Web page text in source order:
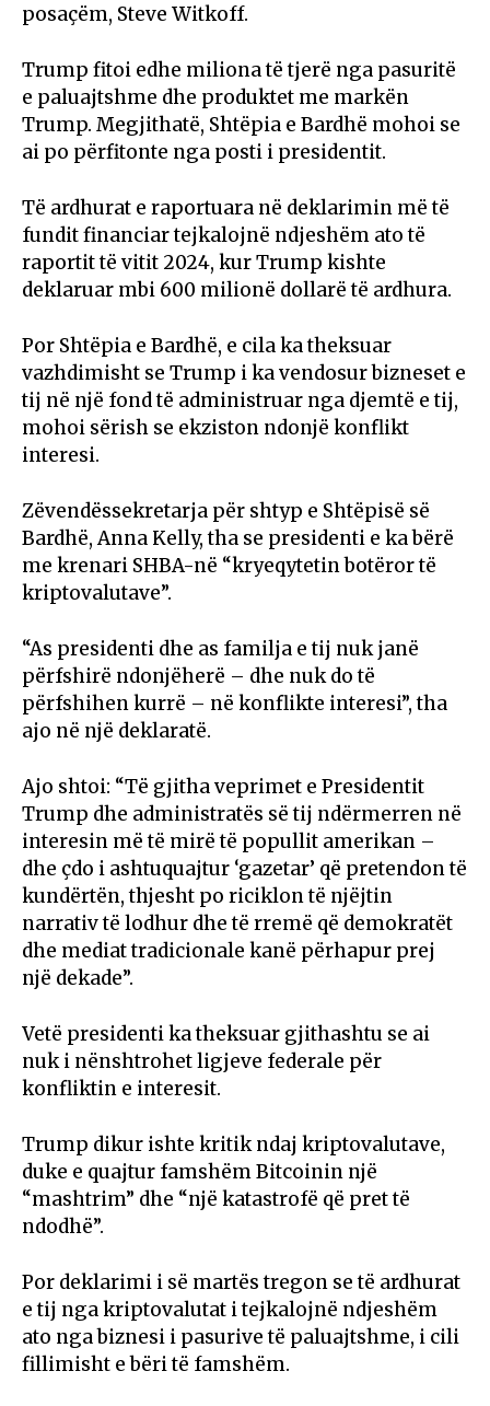
posaçëm, Steve Witkoff.
Trump fitoi edhe miliona të tjerë nga pasuritë
e paluajtshme dhe produktet me markën
Trump. Megjithatë, Shtëpia e Bardhë mohoi se
ai po përfitonte nga posti i presidentit.
Të ardhurat e raportuara në deklarimin më të
fundit financiar tejkalojnë ndjeshëm ato të
raportit të vitit 2024, kur Trump kishte
deklaruar mbi 600 milionë dollarë të ardhura.
Por Shtëpia e Bardhë, e cila ka theksuar
vazhdimisht se Trump i ka vendosur bizneset e
tij në një fond të administruar nga djemtë e tij,
mohoi sërish se ekziston ndonjë konflikt
interesi.
Zëvendëssekretarja për shtyp e Shtëpisë së
Bardhë, Anna Kelly, tha se presidenti e ka bërë
me krenari SHBA-në “kryeqytetin botëror të
kriptovalutave”.
“As presidenti dhe as familja e tij nuk janë
përfshirë ndonjëherë – dhe nuk do të
përfshihen kurrë – në konflikte interesi”, tha
ajo në një deklaratë.
Ajo shtoi: “Të gjitha veprimet e Presidentit
Trump dhe administratës së tij ndërmerren në
interesin më të mirë të popullit amerikan –
dhe çdo i ashtuquajtur ‘gazetar’ që pretendon të
kundërtën, thjesht po riciklon të njëjtin
narrativ të lodhur dhe të rremë që demokratët
dhe mediat tradicionale kanë përhapur prej
një dekade”.
Vetë presidenti ka theksuar gjithashtu se ai
nuk i nënshtrohet ligjeve federale për
konfliktin e interesit.
Trump dikur ishte kritik ndaj kriptovalutave,
duke e quajtur famshëm Bitcoinin një
“mashtrim” dhe “një katastrofë që pret të
ndodhë”.
Por deklarimi i së martës tregon se të ardhurat
e tij nga kriptovalutat i tejkalojnë ndjeshëm
ato nga biznesi i pasurive të paluajtshme, i cili
fillimisht e bëri të famshëm.